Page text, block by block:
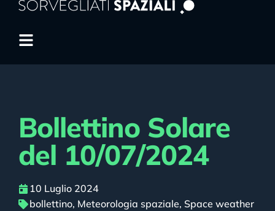
Bollettino Solare
del 10/07/2024
10 Luglio 2024
bollettino, Meteorologia spaziale, Space weather